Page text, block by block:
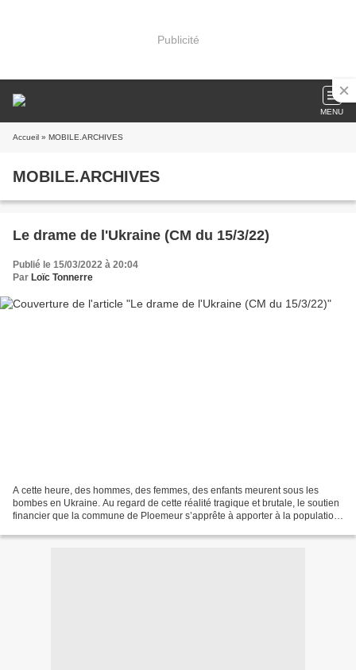
Publicité
MENU
Accueil » MOBILE.ARCHIVES
MOBILE.ARCHIVES
Le drame de l'Ukraine (CM du 15/3/22)
Publié le 15/03/2022 à 20:04
Par Loïc Tonnerre
A cette heure, des hommes, des femmes, des enfants meurent sous les
bombes en Ukraine. Au regard de cette réalité tragique et brutale, le soutien
financier que la commune de Ploemeur s’apprête à apporter à la population